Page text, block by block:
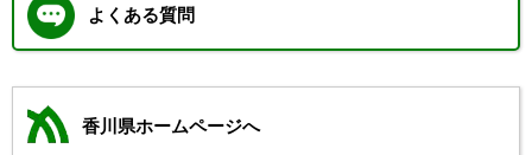
よくある質問
香川県ホームページへ